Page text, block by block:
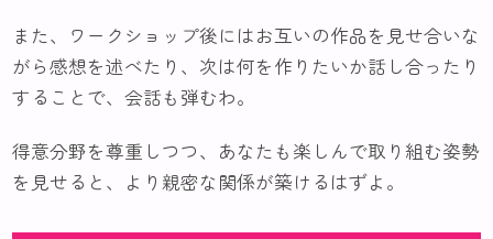
また、ワークショップ後にはお互いの作品を見せ合いな
がら感想を述べたり、次は何を作りたいか話し合ったり
することで、会話も弾むわ。
得意分野を尊重しつつ、あなたも楽しんで取り組む姿勢
を見せると、より親密な関係が築けるはずよ。